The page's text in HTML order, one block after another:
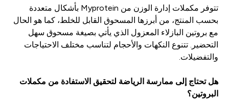
تتوفر مكملات إدارة الوزن من Myprotein بأشكال متعددة
بحسب المنتج، من أبرزها المسحوق القابل للخلط، كما هو الحال
مع بروتين البازلاء المعزول الذي يأتي بصيغة مسحوق سهل
التحضير. تتنوع النكهات والأحجام لتناسب مختلف الاحتياجات
والتفضيلات.
هل تحتاج إلى ممارسة الرياضة لتحقيق الاستفادة من مكملات
البروتين؟